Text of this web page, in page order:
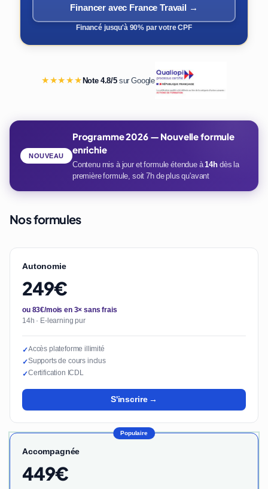
Financer avec France Travail →
Financé jusqu'à 90% par votre CPF
★★★★★Note 4.8/5sur Google
Programme 2026 — Nouvelle formule
enrichie
Contenu mis à jour et formule étendue à14hdès la
première formule, soit 7h de plus qu'avant
NOUVEAU
Nos formules
Autonomie
249€
ou 83€/mois en 3× sans frais
14h · E-learning pur
✓Accès plateforme illimité
✓Supports de cours inclus
✓Certification ICDL
S'inscrire →
Populaire
Accompagnée
449€